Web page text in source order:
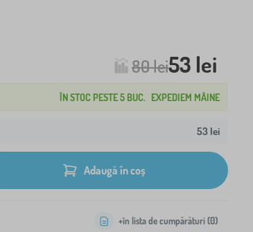
80 lei53 lei
ÎN STOC PESTE 5 BUC. EXPEDIEM MÂINE
53 lei
Adaugă în coș
+în lista de cumpărături (0)